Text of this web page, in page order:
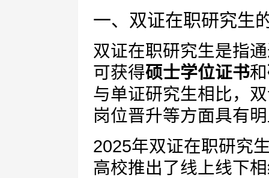
一、双证在职研究生
双证在职研究生是指
可获得硕士学位证书和
与单证研究生相比，
岗位晋升等方面具有
2025年双证在职研究
高校推出了线上线下